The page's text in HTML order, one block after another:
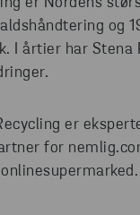
og
I årtier har
er
for